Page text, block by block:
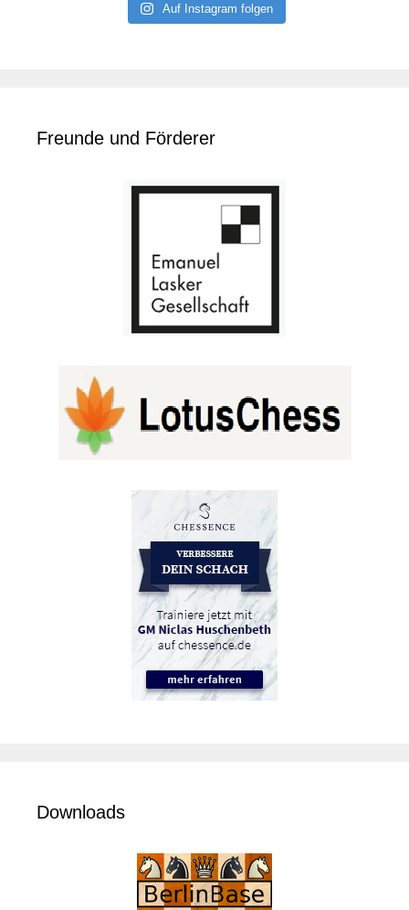
Auf Instagram folgen
Freunde und Förderer
Downloads